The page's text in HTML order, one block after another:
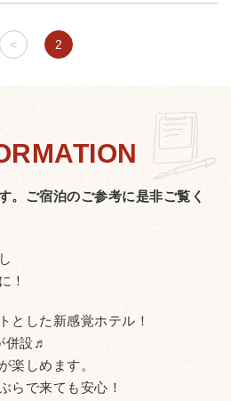
< 2
。 ご宿泊のご参考に是非ご覧く
！
とした新感覚ホテル！
併設♬
楽しめます。
らで来ても安心！